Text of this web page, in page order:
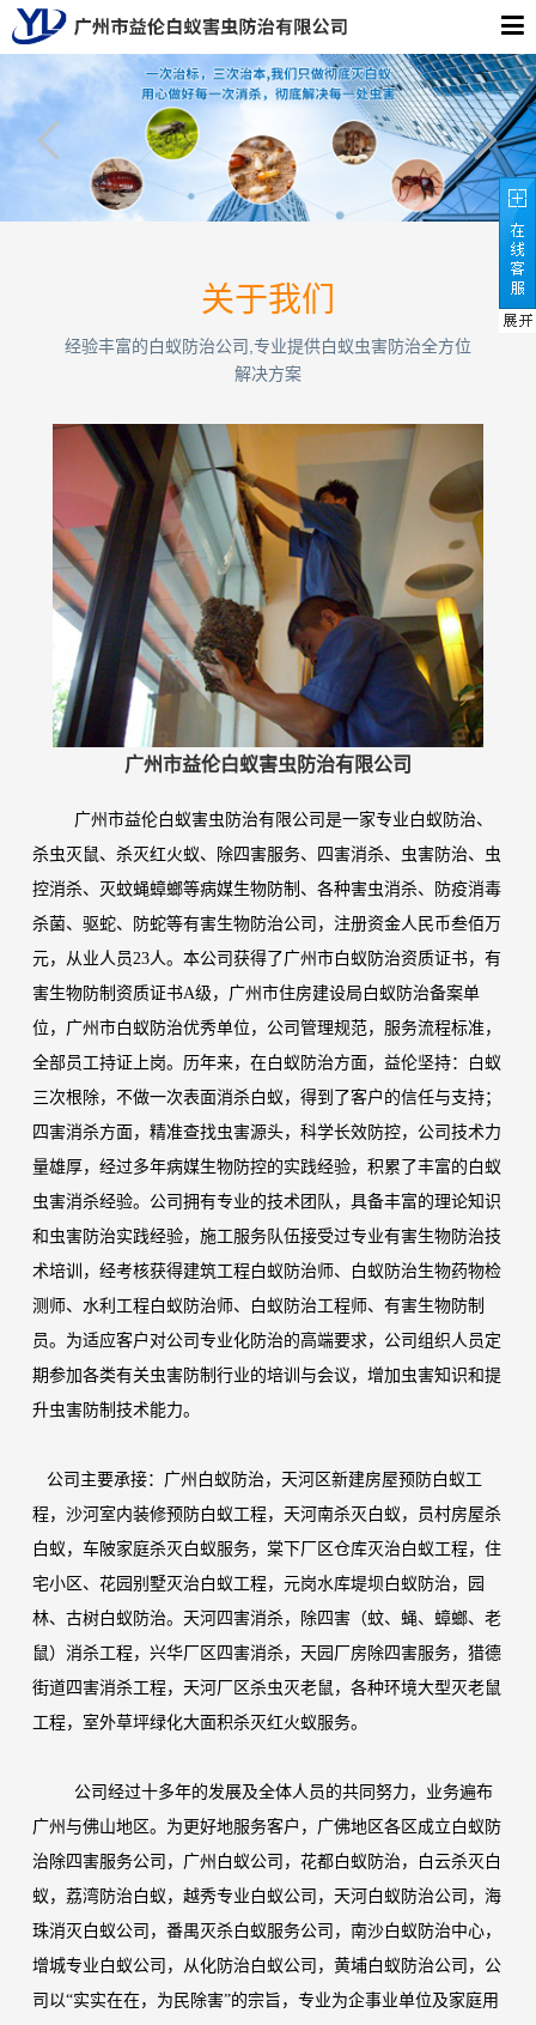
关于我们
经验丰富的白蚁防治公司,专业提供白蚁虫害防治全方位
解决方案
广州市益伦白蚁害虫防治有限公司
广州市益伦白蚁害虫防治有限公司是一家专业白蚁防治、
杀虫灭鼠、杀灭红火蚁、除四害服务、四害消杀、虫害防治、虫
控消杀、灭蚊蝇蟑螂等病媒生物防制、各种害虫消杀、防疫消毒
杀菌、驱蛇、防蛇等有害生物防治公司，注册资金人民币叁佰万
元，从业人员23人。本公司获得了广州市白蚁防治资质证书，有
害生物防制资质证书A级，广州市住房建设局白蚁防治备案单
位，广州市白蚁防治优秀单位，公司管理规范，服务流程标准，
全部员工持证上岗。历年来，在白蚁防治方面，益伦坚持：白蚁
三次根除，不做一次表面消杀白蚁，得到了客户的信任与支持；
四害消杀方面，精准查找虫害源头，科学长效防控，公司技术力
量雄厚，经过多年病媒生物防控的实践经验，积累了丰富的白蚁
虫害消杀经验。公司拥有专业的技术团队，具备丰富的理论知识
和虫害防治实践经验，施工服务队伍接受过专业有害生物防治技
术培训，经考核获得建筑工程白蚁防治师、白蚁防治生物药物检
测师、水利工程白蚁防治师、白蚁防治工程师、有害生物防制
员。为适应客户对公司专业化防治的高端要求，公司组织人员定
期参加各类有关虫害防制行业的培训与会议，增加虫害知识和提
升虫害防制技术能力。
公司主要承接：广州白蚁防治，天河区新建房屋预防白蚁工
程，沙河室内装修预防白蚁工程，天河南杀灭白蚁，员村房屋杀
白蚁，车陂家庭杀灭白蚁服务，棠下厂区仓库灭治白蚁工程，住
宅小区、花园别墅灭治白蚁工程，元岗水库堤坝白蚁防治，园
林、古树白蚁防治。天河四害消杀，除四害（蚊、蝇、蟑螂、老
鼠）消杀工程，兴华厂区四害消杀，天园厂房除四害服务，猎德
街道四害消杀工程，天河厂区杀虫灭老鼠，各种环境大型灭老鼠
工程，室外草坪绿化大面积杀灭红火蚁服务。
公司经过十多年的发展及全体人员的共同努力，业务遍布
广州与佛山地区。为更好地服务客户，广佛地区各区成立白蚁防
治除四害服务公司，广州白蚁公司，花都白蚁防治，白云杀灭白
蚁，荔湾防治白蚁，越秀专业白蚁公司，天河白蚁防治公司，海
珠消灭白蚁公司，番禺灭杀白蚁服务公司，南沙白蚁防治中心，
增城专业白蚁公司，从化防治白蚁公司，黄埔白蚁防治公司，公
司以“实实在在，为民除害”的宗旨，专业为企事业单位及家庭用